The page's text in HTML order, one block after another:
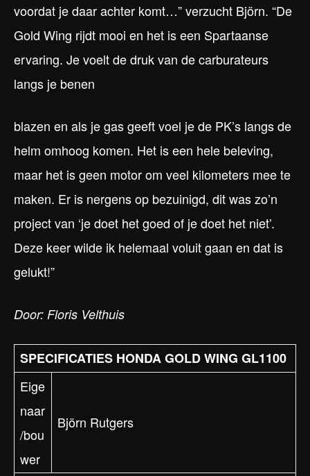
voordat je daar achter komt…” verzucht Björn. “De
Gold Wing rijdt mooi en het is een Spartaanse
ervaring. Je voelt de druk van de carburateurs
langs je benen
blazen en als je gas geeft voel je de PK’s langs de
helm omhoog komen. Het is een hele beleving,
maar het is geen motor om veel kilometers mee te
maken. Er is nergens op bezuinigd, dit was zo’n
project van ‘je doet het goed of je doet het niet’.
Deze keer wilde ik helemaal voluit gaan en dat is
gelukt!”
Door: Floris Velthuis
SPECIFICATIES HONDA GOLD WING GL1100
Eige
naar
/bou
wer
Björn Rutgers